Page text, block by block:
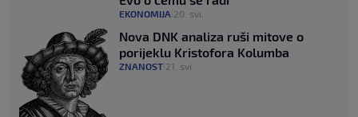
EKONOMIJA 20. svi.
Nova DNK analiza ruši mitove o
porijeklu Kristofora Kolumba
ZNANOST 21. svi.